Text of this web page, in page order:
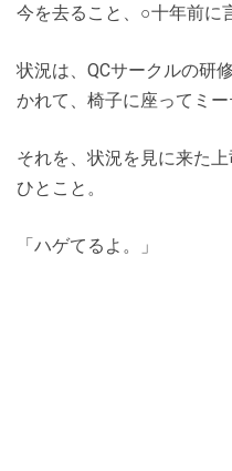
今を去ること、○十年前に
状況は、QCサークルの研
かれて、椅子に座ってミー
それを、状況を見に来た
ひとこと。
「ハゲてるよ。」